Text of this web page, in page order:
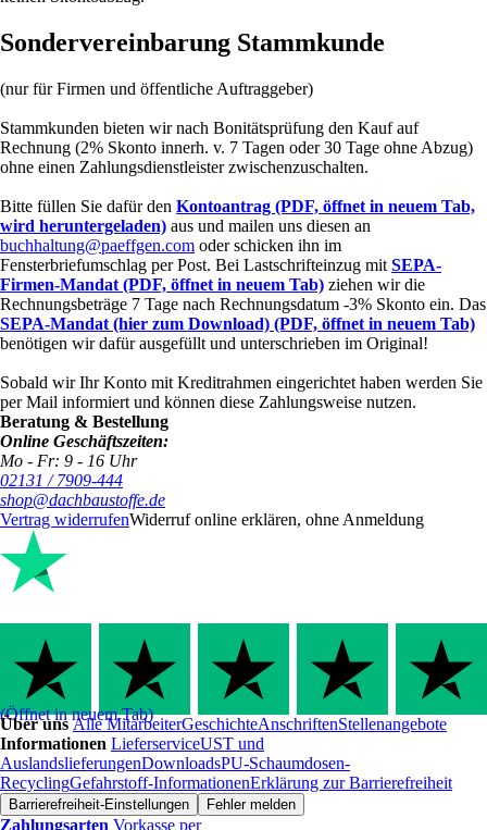
Sondervereinbarung Stammkunde
(nur für Firmen und öffentliche Auftraggeber)
Stammkunden bieten wir nach Bonitätsprüfung den Kauf auf
Rechnung (2% Skonto innerh. v. 7 Tagen oder 30 Tage ohne Abzug)
ohne einen Zahlungsdienstleister zwischenzuschalten.
Bitte füllen Sie dafür den Kontoantrag (PDF, öffnet in neuem Tab,
wird heruntergeladen) aus und mailen uns diesen an
buchhaltung@paeffgen.com oder schicken ihn im
Fensterbriefumschlag per Post. Bei Lastschrifteinzug mit SEPA-
Firmen-Mandat (PDF, öffnet in neuem Tab) ziehen wir die
Rechnungsbeträge 7 Tage nach Rechnungsdatum -3% Skonto ein. Das
SEPA-Mandat (hier zum Download) (PDF, öffnet in neuem Tab)
benötigen wir dafür ausgefüllt und unterschrieben im Original!
Sobald wir Ihr Konto mit Kreditrahmen eingerichtet haben werden Sie
per Mail informiert und können diese Zahlungsweise nutzen.
Beratung & Bestellung
Online Geschäftszeiten:
Mo - Fr: 9 - 16 Uhr
02131 / 7909-444
shop@dachbaustoffe.de
Vertrag widerrufenWiderruf online erklären, ohne Anmeldung
(Öffnet in neuem Tab)
Über unsAlle MitarbeiterGeschichteAnschriftenStellenangebote
Informationen LieferserviceUST und
AuslandslieferungenDownloadsPU-Schaumdosen-
RecyclingGefahrstoff-InformationenErklärung zur Barrierefreiheit
Barrierefreiheit-Einstellungen Fehler melden
Zahlungsarten Vorkasse per